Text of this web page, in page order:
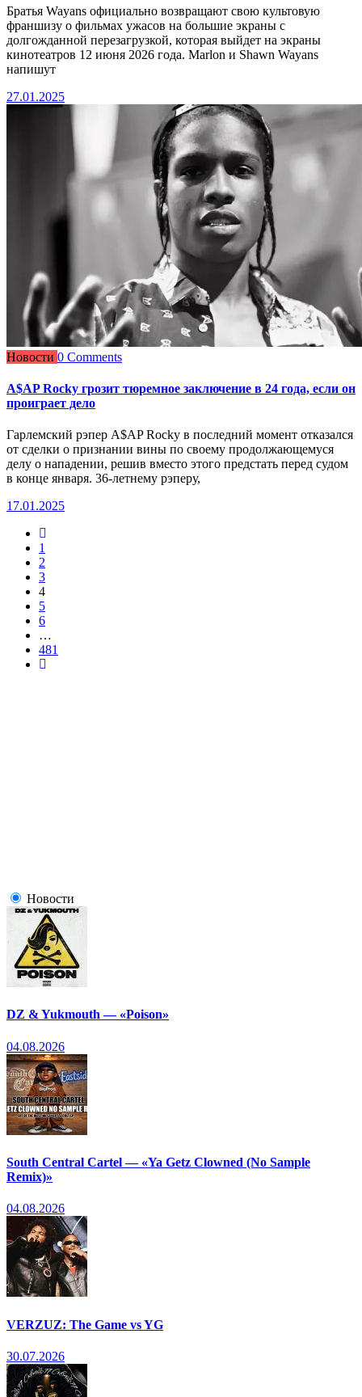
Братья Wayans официально возвращают свою культовую
франшизу о фильмах ужасов на большие экраны с
долгожданной перезагрузкой, которая выйдет на экраны
кинотеатров 12 июня 2026 года. Marlon и Shawn Wayans
напишут
27.01.2025
Новости 0 Comments
A$AP Rocky грозит тюремное заключение в 24 года, если он
проиграет дело
Гарлемский рэпер A$AP Rocky в последний момент отказался
от сделки о признании вины по своему продолжающемуся
делу о нападении, решив вместо этого предстать перед судом
в конце января. 36-летнему рэперу,
17.01.2025
1
2
3
4
5
6
…
481
Новости
DZ & Yukmouth — «Poison»
04.08.2026
South Central Cartel — «Ya Getz Clowned (No Sample
Remix)»
04.08.2026
VERZUZ: The Game vs YG
30.07.2026